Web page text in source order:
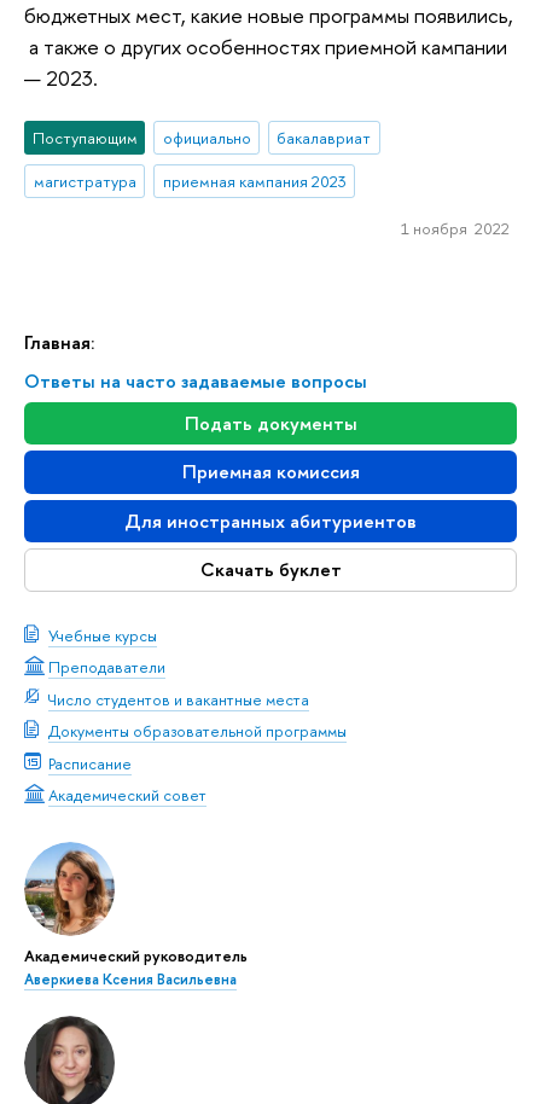
Главная:
Ответы на часто задаваемые вопросы
Подать документы
Приемная комиссия
Для иностранных абитуриентов
Скачать буклет
Учебные курсы
Преподаватели
Число студентов и вакантные места
Документы образовательной программы
Расписание
Академический совет
Академический руководитель
Аверкиева Ксения Васильевна
бюджетных мест, какие новые программы появились,
а также о других особенностях приемной кампании
— 2023.
Поступающим официально
бакалавриат
магистратура
приемная кампания 2023
1 ноября 2022